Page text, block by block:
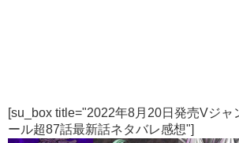
[su_box title="2022年8月20日発売Vジャ
ール超87話最新話ネタバレ感想"]